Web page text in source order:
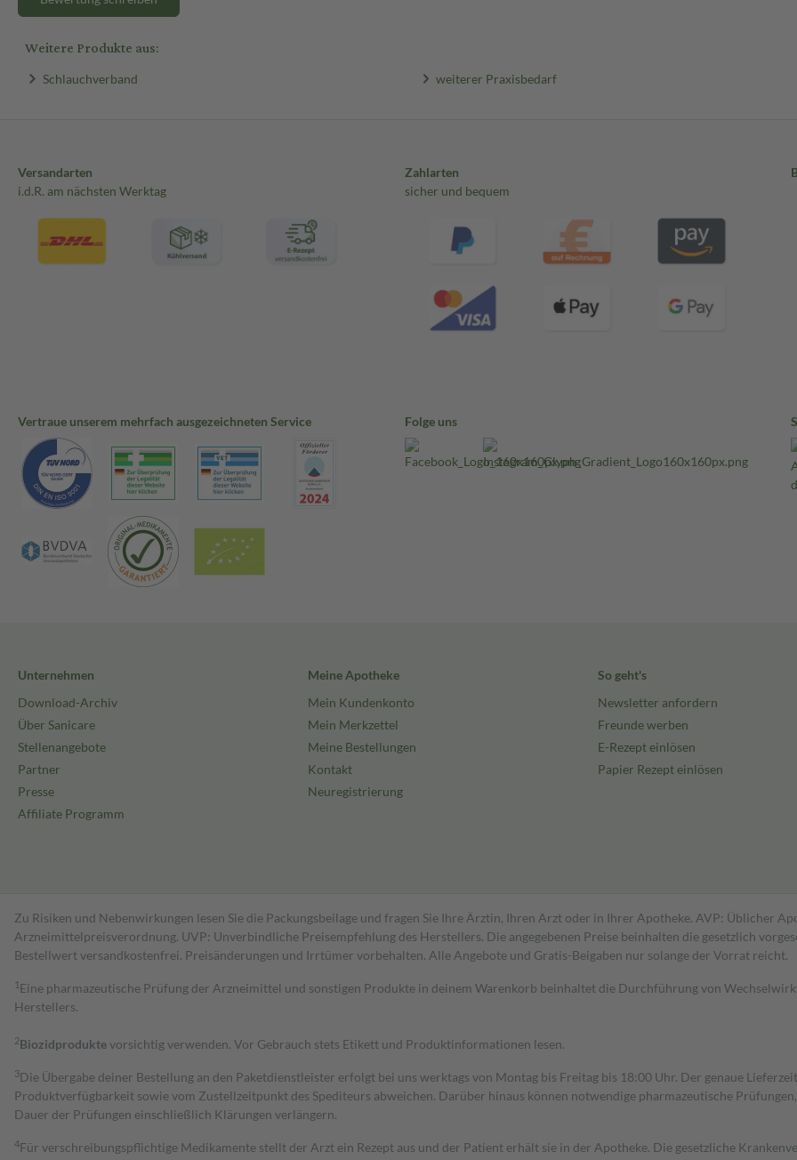
Weitere Produkte aus:
Schlauchverband weiterer Praxisbedarf
Versandarten
i.d.R. am nächsten Werktag
Zahlarten
sicher und bequem
Vertraue unserem mehrfach ausgezeichneten Service Folge uns
Unternehmen
Download-Archiv
Über Sanicare
Stellenangebote
Partner
Presse
Affiliate Programm
Meine Apotheke
Mein Kundenkonto
Mein Merkzettel
Meine Bestellungen
Kontakt
Neuregistrierung
So geht's
Newsletter anfordern
Freunde werben
E-Rezept einlösen
Papier Rezept einlösen
Zu Risiken und Nebenwirkungen lesen Sie die Packungsbeilage und fragen Sie Ihre Ärztin, Ihren Arzt oder in Ihrer Apotheke. AVP: Üblicher
Arzneimittelpreisverordnung. UVP: Unverbindliche Preisempfehlung des Herstellers. Die angegebenen Preise beinhalten die gesetzlich
Bestell­wert versand­kosten­frei. Preisänderungen und Irrtümer vorbehalten. Alle Angebote und Gratis-Beigaben nur solange der Vorrat reicht.
1 Eine pharmazeutische Prüfung der Arzneimittel und sonstigen Produkte in deinem Warenkorb beinhaltet die Durchführung von
Herstellers.
2Biozidproduktevorsichtig verwenden. Vor Gebrauch stets Etikett und Produktinformationen lesen.
3Die Übergabe deiner Bestellung an den Paketdienstleister erfolgt bei uns werktags von Montag bis Freitag bis 18:00 Uhr. Der genaue
Produktverfügbarkeit sowie vom Zustellzeitpunkt des Spediteurs abweichen. Darüber hinaus können notwendige pharmazeutische
Dauer der Prüfungen einschließlich Klärungen verlängern.
4Für verschreibungspflichtige Medikamente stellt der Arzt ein Rezept aus und der Patient erhält sie in der Apotheke. Die gesetzliche